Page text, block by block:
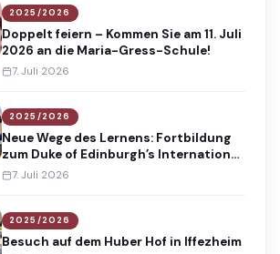
2025/2026
Doppelt feiern – Kommen Sie am 11. Juli
2026 an die Maria-Gress-Schule!
7. Juli 2026
2025/2026
Neue Wege des Lernens: Fortbildung
zum Duke of Edinburgh’s International
Award
7. Juli 2026
2025/2026
Besuch auf dem Huber Hof in Iffezheim